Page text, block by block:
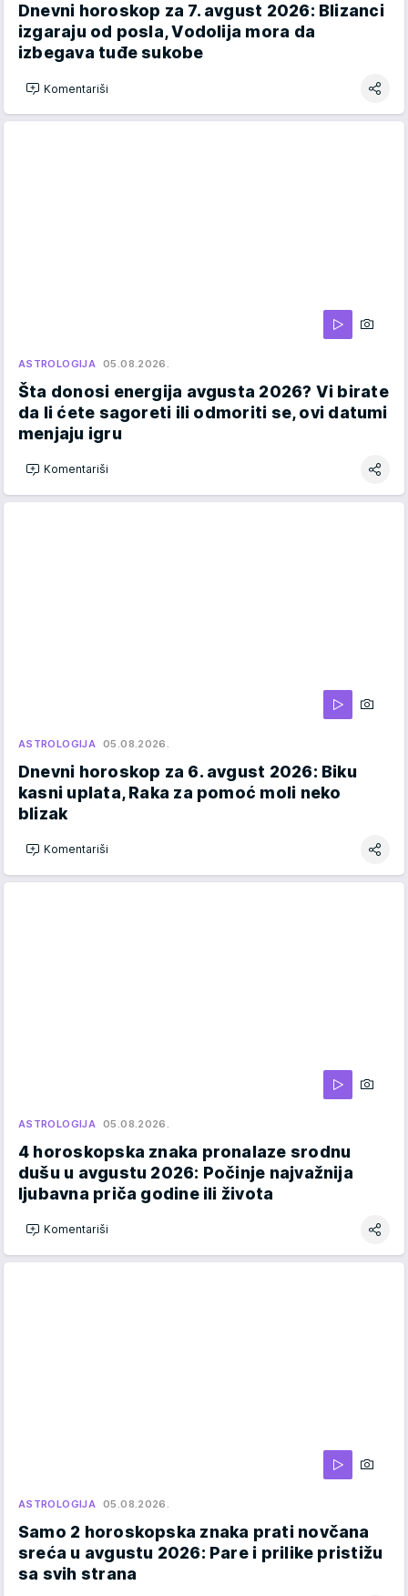
Dnevni horoskop za 7. avgust 2026: Blizanci
izgaraju od posla, Vodolija mora da
izbegava tuđe sukobe
Komentariši
ASTROLOGIJA 05.08.2026.
Šta donosi energija avgusta 2026? Vi birate
da li ćete sagoreti ili odmoriti se, ovi datumi
menjaju igru
Komentariši
ASTROLOGIJA 05.08.2026.
Dnevni horoskop za 6. avgust 2026: Biku
kasni uplata, Raka za pomoć moli neko
blizak
Komentariši
ASTROLOGIJA 05.08.2026.
4 horoskopska znaka pronalaze srodnu
dušu u avgustu 2026: Počinje najvažnija
ljubavna priča godine ili života
Komentariši
ASTROLOGIJA 05.08.2026.
Samo 2 horoskopska znaka prati novčana
sreća u avgustu 2026: Pare i prilike pristižu
sa svih strana